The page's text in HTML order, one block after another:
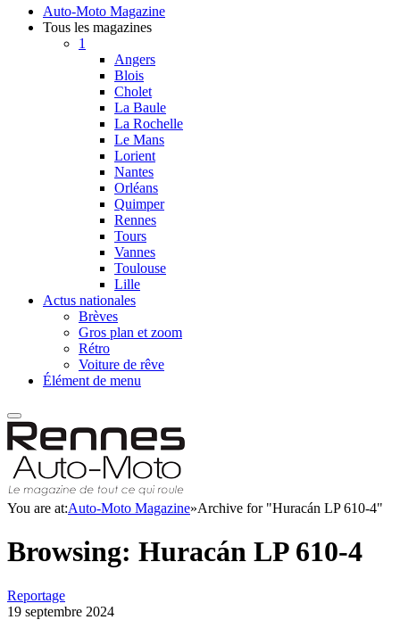
Auto-Moto Magazine
Tous les magazines
1
Angers
Blois
Cholet
La Baule
La Rochelle
Le Mans
Lorient
Nantes
Orléans
Quimper
Rennes
Tours
Vannes
Toulouse
Lille
Actus nationales
Brèves
Gros plan et zoom
Rétro
Voiture de rêve
Élément de menu
You are at:Auto-Moto Magazine»Archive for "Huracán LP 610-4"
Browsing: Huracán LP 610-4
Reportage
19 septembre 2024